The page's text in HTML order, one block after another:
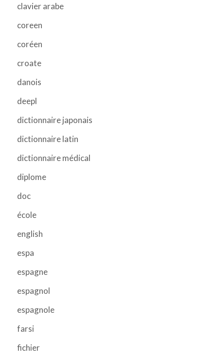
clavier arabe
coreen
coréen
croate
danois
deepl
dictionnaire japonais
dictionnaire latin
dictionnaire médical
diplome
doc
école
english
espa
espagne
espagnol
espagnole
farsi
fichier